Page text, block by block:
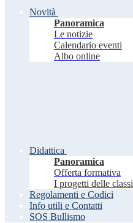
Novità
Panoramica
Le notizie
Calendario eventi
Albo online
Didattica
Panoramica
Offerta formativa
I progetti delle classi
Regolamenti e Codici
Info utili e Contatti
SOS Bullismo